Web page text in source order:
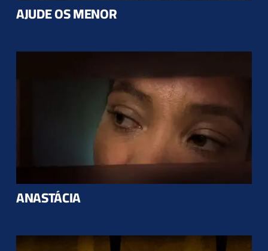
AJUDE OS MENOR
ANASTÁCIA